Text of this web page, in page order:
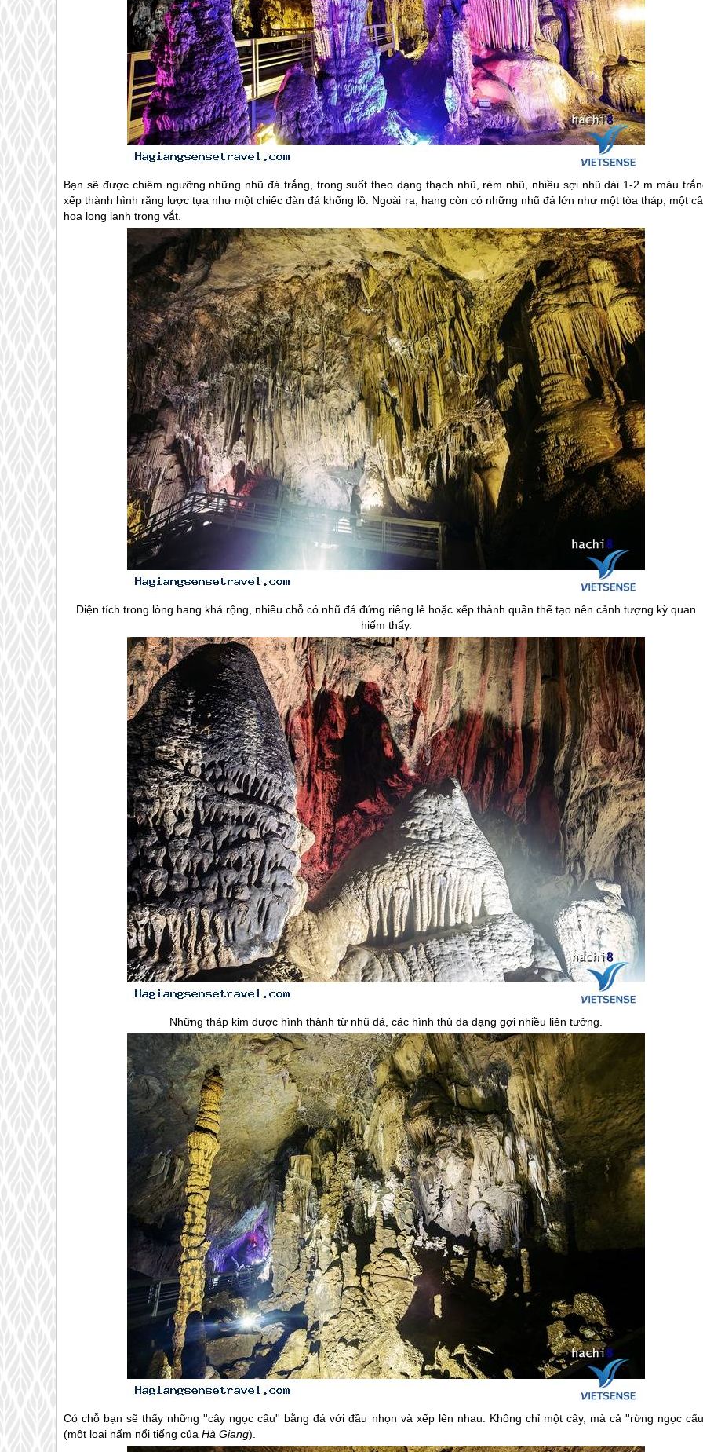
Bạn sẽ được chiêm ngưỡng những nhũ đá trắng, trong suốt theo dạng thạch nhũ, rèm nhũ, nhiều sợi nhũ dài 1-2 m màu
xếp thành hình răng lược tựa như một chiếc đàn đá khổng lồ. Ngoài ra, hang còn có những nhũ đá lớn như một tòa tháp, một
hoa long lanh trong vắt.
Diện tích trong lòng hang khá rộng, nhiều chỗ có nhũ đá đứng riêng lẻ hoặc xếp thành quần thể tạo nên cảnh tượng kỳ quan
hiếm thấy.
Những tháp kim được hình thành từ nhũ đá, các hình thù đa dạng gợi nhiều liên tưởng.
Có chỗ bạn sẽ thấy những ''cây ngọc cẩu'' bằng đá với đầu nhọn và xếp lên nhau. Không chỉ một cây, mà cả ''rừng ngọc
(một loại nấm nổi tiếng củaHà Giang).